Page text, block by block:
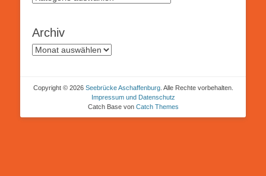
Archiv
Archiv
Copyright © 2026 Seebrücke Aschaffenburg. Alle Rechte vorbehalten.
Impressum und Datenschutz
Catch Base von Catch Themes